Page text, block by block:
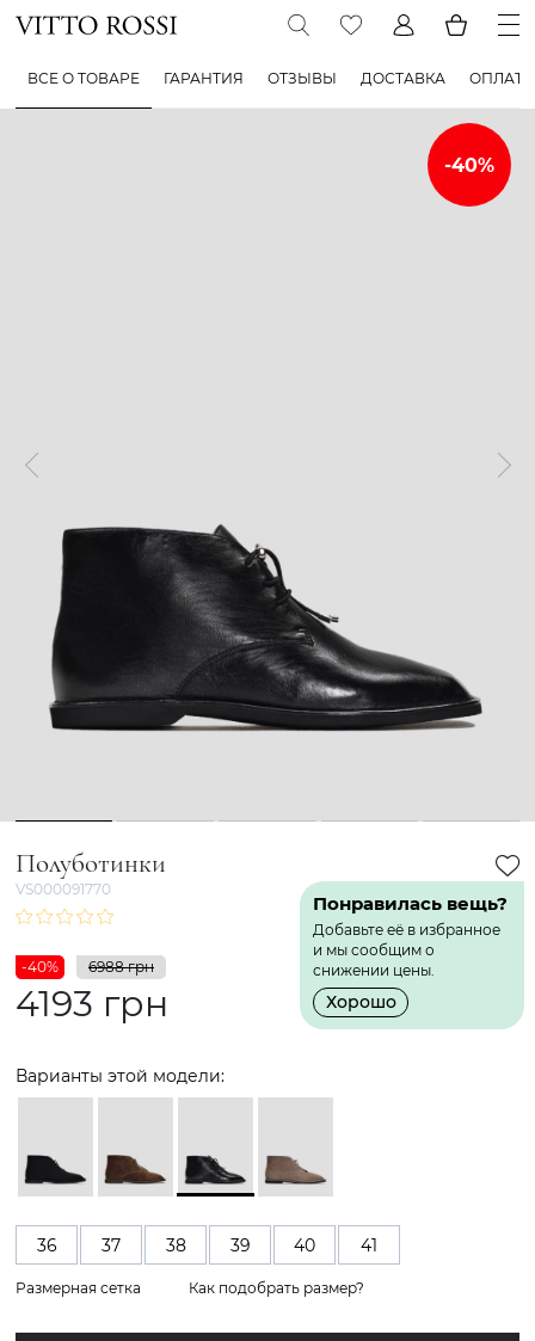
ВСЕ О ТОВАРЕ ГАРАНТИЯ ОТЗЫВЫ ДОСТАВКА ОПЛАТА
1 2 3 4 5
Полуботинки
VS000091770
Понравилась вещь?
Добавьте её в избранное
и мы сообщим о
снижении цены.
Хорошо
-40% 6988 грн
4193 грн
Варианты этой модели:
36 37 38 39 40 41
Размерная сетка Как подобрать размер?